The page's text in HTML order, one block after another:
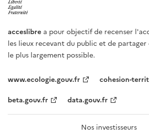
acceslibre a pour objectif de recenser
les lieux recevant du public et de
le plus largement possible.
www.ecologie.gouv.fr
cohesion-
beta.gouv.fr
data.gouv.fr
Nos investisseurs